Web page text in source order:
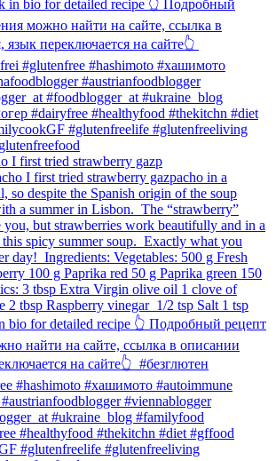
I first tried strawberry gazp